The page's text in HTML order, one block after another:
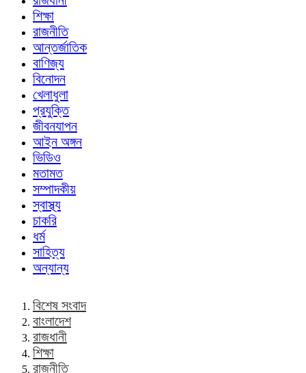
শিক্ষা
রাজনীতি
আন্তর্জাতিক
বাণিজ্য
বিনোদন
খেলাধুলা
প্রযুক্তি
জীবনযাপন
আইন অঙ্গন
ভিডিও
মতামত
সম্পাদকীয়
স্বাস্থ্য
চাকরি
ধর্ম
সাহিত্য
অন্যান্য
বিশেষ সংবাদ
বাংলাদেশ
রাজধানী
শিক্ষা
রাজনীতি